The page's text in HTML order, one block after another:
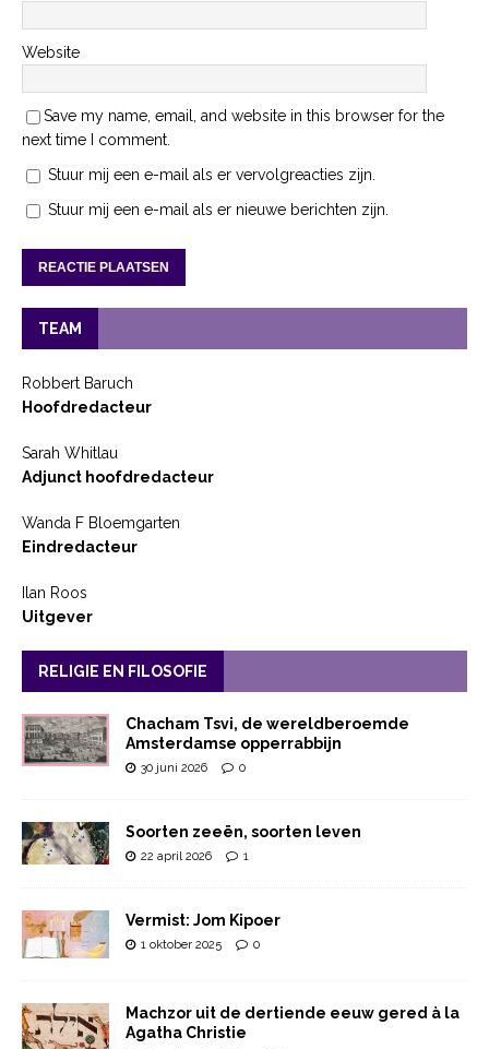
Website
Save my name, email, and website in this browser for the
next time I comment.
Stuur mij een e-mail als er vervolgreacties zijn.
Stuur mij een e-mail als er nieuwe berichten zijn.
TEAM
Robbert Baruch
Hoofdredacteur
Sarah Whitlau
Adjunct hoofdredacteur
Wanda F Bloemgarten
Eindredacteur
Ilan Roos
Uitgever
RELIGIE EN FILOSOFIE
Chacham Tsvi, de wereldberoemde
Amsterdamse opperrabbijn
30 juni 2026 0
Soorten zeeën, soorten leven
22 april 2026 1
Vermist: Jom Kipoer
1 oktober 2025 0
Machzor uit de dertiende eeuw gered à la
Agatha Christie